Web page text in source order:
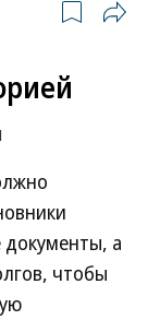
а
чтобы